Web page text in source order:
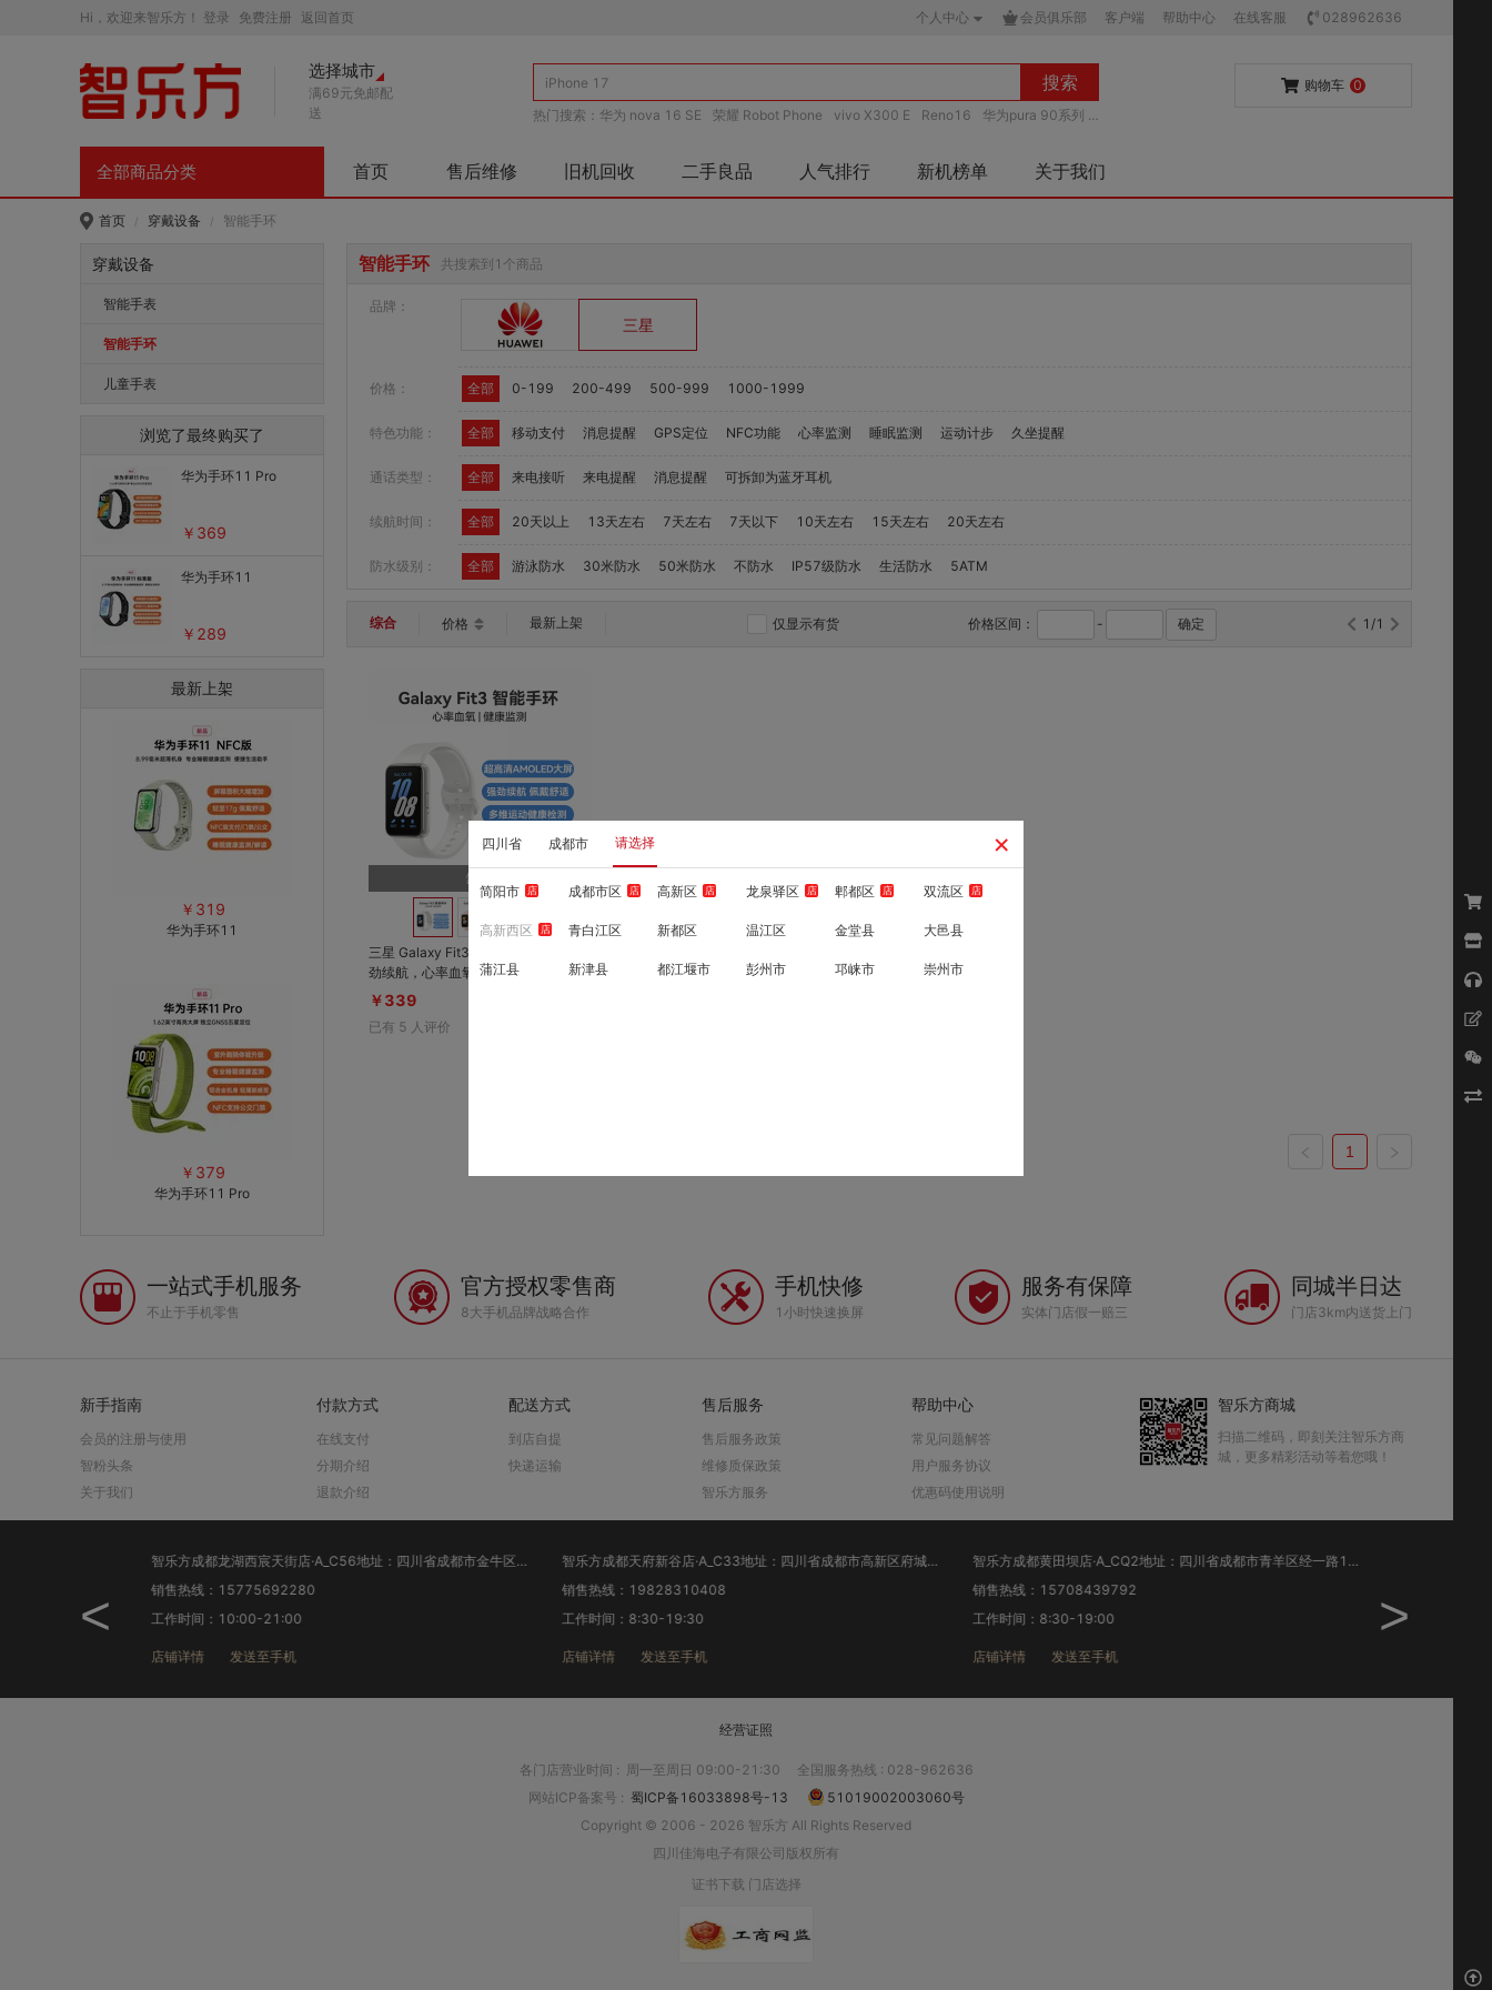
Hi，欢迎来智乐方！ 登录 免费注册 返回首页 个人中心 会员俱乐部 客户端 帮助中心 在线客服 028962636
选择城市
×
四川省 成都市 请选择
简阳市 店 成都市区 店 高新区 店 龙泉驿区 店 郫都区 店 双流区 店
高新西区 店 青白江区 新都区 温江区 金堂县 大邑县
蒲江县 新津县 都江堰市 彭州市 邛崃市 崇州市
满69元免邮配
送
搜索
热门搜索： 华为 nova 16 SE 荣耀 Robot Phone vivo X300 E Reno16
华为pura 90系列
购物车 0
全部商品分类 首页 售后维修 旧机回收 二手良品 人气排行 新机榜单 关于我们
首页 / 穿戴设备 / 智能手环
穿戴设备
智能手表
智能手环
儿童手表
浏览了最终购买了
华为手环11 Pro
￥369
华为手环11
￥289
最新上架
￥319
华为手环11
￥379
华为手环11 Pro
智能手环 共搜索到1个商品
品牌：
三星
价格： 全部 0-199 200-499 500-999 1000-1999
特色功能： 全部 移动支付 消息提醒 GPS定位 NFC功能 心率监测 睡眠监测 运动计步 久坐提醒
通话类型： 全部 来电接听 来电提醒 消息提醒 可拆卸为蓝牙耳机
续航时间： 全部 20天以上 13天左右 7天左右 7天以下 10天左右 15天左右 20天左右
防水级别： 全部 游泳防水 30米防水 50米防水 不防水 IP57级防水 生活防水 5ATM
综合 价格 最新上架 仅显示有货 价格区间： - 确定 1/1
缺货
三星 Galaxy Fit3 智能手环 星系银 强
劲续航，心率血氧健康监测，轻薄设
计，50米防水
￥339
已有 5 人评价
对比
收藏
1
一站式手机服务
不止于手机零售
官方授权零售商
8大手机品牌战略合作
手机快修
1小时快速换屏
服务有保障
实体门店假一赔三
同城半日达
门店3km内送货上门
新手指南
会员的注册与使用
智粉头条
关于我们
付款方式
在线支付
分期介绍
退款介绍
配送方式
到店自提
快递运输
售后服务
售后服务政策
维修质保政策
智乐方服务
帮助中心
常见问题解答
用户服务协议
优惠码使用说明
智乐方商城
扫描二维码，即刻关注智乐方商
城，更多精彩活动等着您哦！
<
智乐方成都龙湖西宸天街店·A_C56地址：四川省成都市金牛区花照壁西顺街314号附3号1层中国移动营业厅
销售热线：15775692280
工作时间：10:00-21:00
店铺详情 发送至手机
智乐方成都天府新谷店·A_C33地址：四川省成都市高新区府城大道399号六栋1层中国移动营业厅
销售热线：19828310408
工作时间：8:30-19:30
店铺详情 发送至手机
智乐方成都黄田坝店·A_CQ2地址：四川省成都市青羊区经一路127号中国移动营业厅
销售热线：15708439792
工作时间：8:30-19:00
店铺详情 发送至手机
工作时间：9:00-
>
经营证照
各门店营业时间 : 周一至周日 09:00-21:30
全国服务热线 : 028-962636
网站ICP备案号 : 蜀ICP备16033898号-13
51019002003060号
Copyright © 2006 - 2026 智乐方 All Rights Reserved
四川佳海电子有限公司版权所有
证书下载 门店选择